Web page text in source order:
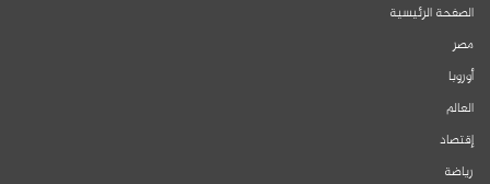
الصفحة الرئيسية
مصر
أوروبا
العالم
إقتصاد
رياضة